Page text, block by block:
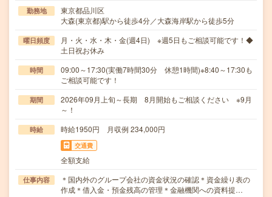
勤務地
東京都品川区
大森(東京都)駅から徒歩4分／大森海岸駅から徒歩5分
曜日頻度
月・火・水・木・金(週4日) ※週5日もご相談可能です！◆
土日祝お休み
時間
09:00～17:30(実働7時間30分 休憩1時間)※8:40～17:30も
ご相談可能です！
期間
2026年09月上旬～長期 8月開始もご相談ください ※9月
～！
時給 時給1950円 月収例 234,000円
交通費
全額支給
仕事内容
＊国内外のグループ会社の資金状況の確認＊資金繰り表の
作成＊借入金・預金残高の管理＊金融機関への資料提…